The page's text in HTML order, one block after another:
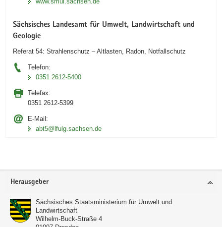
Sächsisches Landesamt für Umwelt, Landwirtschaft und
Geologie
Referat 54: Strahlenschutz – Altlasten, Radon, Notfallschutz
Telefon:
0351 2612-5400
Telefax:
0351 2612-5399
E-Mail:
abt5@lfulg.sachsen.de
Footer-
Herausgeber
Sächsisches Staatsministerium für Umwelt und
Landwirtschaft
Wilhelm-Buck-Straße 4